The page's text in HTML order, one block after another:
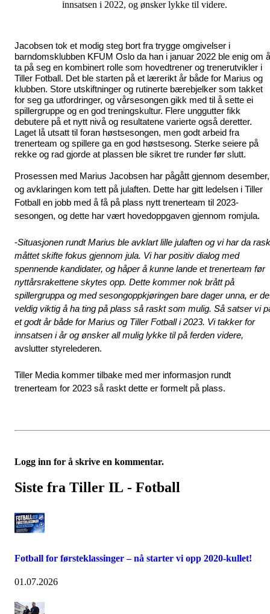
innsatsen i 2022, og ønsker lykke til videre.
Jacobsen tok et modig steg bort fra trygge omgivelser i
barndomsklubben KFUM Oslo da han i januar 2022 ble enig om å
ta på seg en kombinert rolle som hovedtrener og trenerutvikler i
Tiller Fotball. Det ble starten på et lærerikt år både for Marius og
klubben. Store utskiftninger og rutinerte bærebjelker som takket
for seg ga utfordringer, og vårsesongen gikk med til å sette ei
spillergruppe og en god treningskultur. Flere unggutter fikk
debutere på et nytt nivå og resultatene varierte også deretter.
Laget lå utsatt til foran høstsesongen, men godt arbeid fra
trenerteam og spillere ga en god høstsesong. Sterke seiere på
rekke og rad gjorde at plassen ble sikret tre runder før slutt.
Prosessen med Marius Jacobsen har pågått gjennom desember,
og avklaringen kom tett på julaften. Dette har gitt ledelsen i Tiller
Fotball en jobb med å få på plass nytt trenerteam til 2023-
sesongen, og dette har vært hovedoppgaven gjennom romjula.
-Situasjonen rundt Marius ble avklart lille julaften og vi har da
måttet skifte fokus gjennom jula. Vi har positiv dialog med
spennende kandidater, og håper å kunne lande et trenerteam før
nyttårsrakettene skytes opp. Dette kommer nok brått på
spillergruppa og med sesongoppkjøringen bare dager unna, er
veldig viktig å ha ting på plass så raskt som mulig. Så satser vi
et godt år både for Marius og Tiller Fotball i 2023. Vi takker for
innsatsen i år og ønsker all mulig lykke til på ferden videre,
avslutter styrelederen.
Tiller Media kommer tilbake med mer informasjon rundt
trenerteam for 2023 så raskt dette er formelt på plass.
Logg inn for å skrive en kommentar.
Siste fra Tiller IL - Fotball
Fotball for førsteklassinger – nå starter vi opp 2020-kullet!
01.07.2026